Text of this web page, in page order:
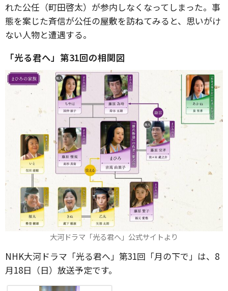
れた公任（町田啓太）が参内しなくなってしまった。事
態を案じた斉信が公任の屋敷を訪ねてみると、思いがけ
ない人物と遭遇する。
「光る君へ」第31回の相関図
大河ドラマ「光る君へ」公式サイトより
NHK大河ドラマ「光る君へ」第31回「月の下で」は、8
月18日（日）放送予定です。